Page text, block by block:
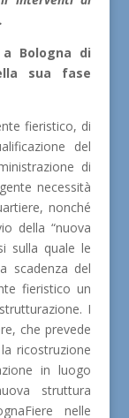
Bologna di
sua fase
fieristico, di
del
di
necessità
nonché
della “nuova
sulla quale le
scadenza del
fieristico un
I
che prevede
ricostruzione
in luogo
struttura
nelle